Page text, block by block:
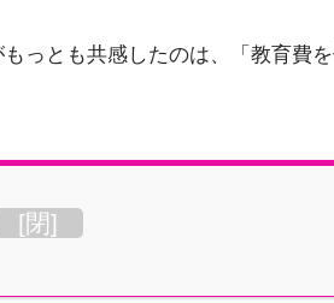
っとも共感したのは、「教育費
[閉]